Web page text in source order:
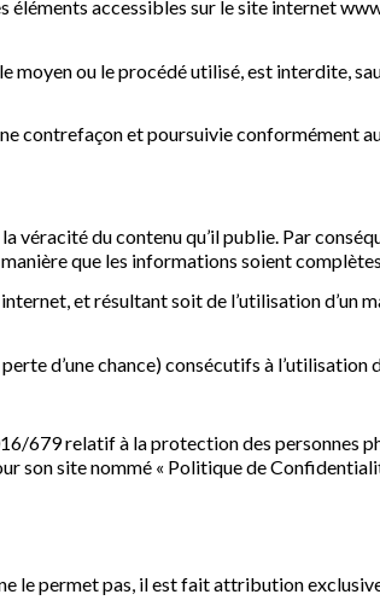
accessibles sur le site internet
moyen ou le procédé utilisé, est interdite,
contrefaçon et poursuivie conformément
véracité du contenu qu’il publie. Par
que les informations soient
et résultant soit de l’utilisation d’un
d’une chance) consécutifs à l’utilisation
679 relatif à la protection des personnes
son site nommé « Politique de
le permet pas, il est fait attribution